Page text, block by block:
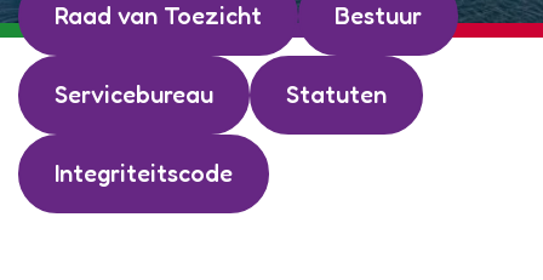
Raad van Toezicht Bestuur
Servicebureau Statuten
Integriteitscode